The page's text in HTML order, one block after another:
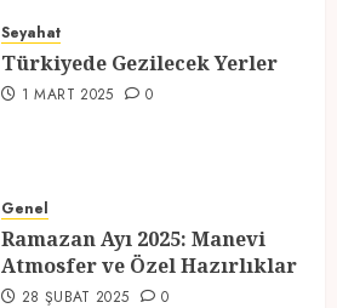
1 MART 2025
Atmosfer ve Özel Hazırlıklar
28 ŞUBAT 2025 0
Seyahat
Türkiyede Gezilecek Yerler
1 MART 2025 0
Genel
Ramazan Ayı 2025: Manevi
Atmosfer ve Özel Hazırlıklar
28 ŞUBAT 2025 0